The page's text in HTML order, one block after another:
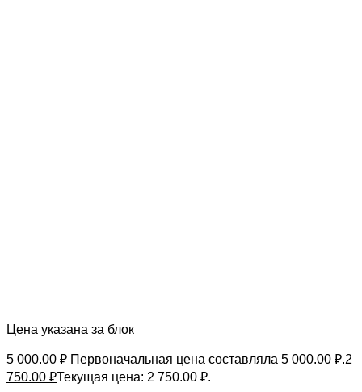
Цена указана за блок
5 000.00₽ Первоначальная цена составляла 5 000.00 ₽.2
750.00 ₽Текущая цена: 2 750.00 ₽.